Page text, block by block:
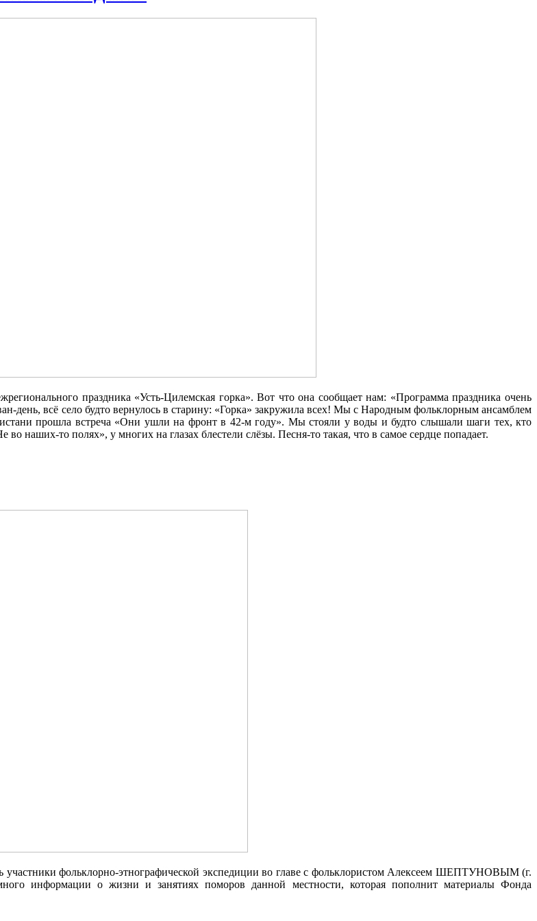
праздника «Усть‑Цилемская горка». Вот что она сообщает нам: «Программа праздника очень
всё село будто вернулось в старину: «Горка» закружила всех! Мы с Народным фольклорным ансамблем
прошла встреча «Они ушли на фронт в 42‑м году». Мы стояли у воды и будто слышали шаги тех, кто
полях», у многих на глазах блестели слёзы. Песня‑то такая, что в самое сердце попадает.
фольклорно-этнографической экспедиции во главе с фольклористом Алексеем ШЕПТУНОВЫМ (г.
информации о жизни и занятиях поморов данной местности, которая пополнит материалы Фонда